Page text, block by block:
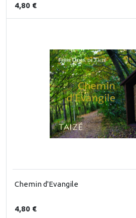
4,80 €
Chemin d'Evangile
4,80 €